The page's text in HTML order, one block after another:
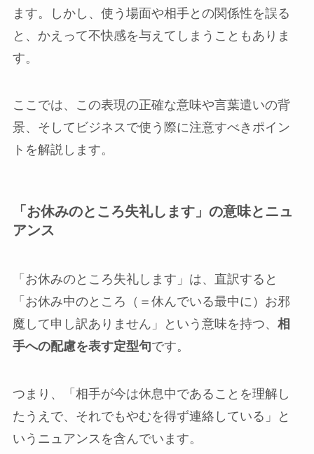
ます。しかし、使う場面や相手との関係性を誤る
と、かえって不快感を与えてしまうこともありま
す。
ここでは、この表現の正確な意味や言葉遣いの背
景、そしてビジネスで使う際に注意すべきポイン
トを解説します。
「お休みのところ失礼します」の意味とニュ
アンス
「お休みのところ失礼します」は、直訳すると
「お休み中のところ（＝休んでいる最中に）お邪
魔して申し訳ありません」という意味を持つ、 相
手への配慮を表す定型句です。
つまり、「相手が今は休息中であることを理解し
たうえで、それでもやむを得ず連絡している」と
いうニュアンスを含んでいます。